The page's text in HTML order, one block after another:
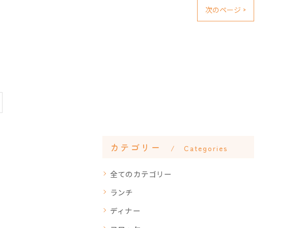
次のページ >
カテゴリー Categories
全てのカテゴリー
ランチ
ディナー